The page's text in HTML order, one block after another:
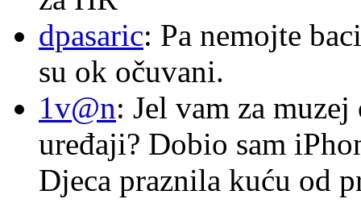
dpasaric: Pa nemojte
su ok očuvani.
1v@n: Jel vam za
uređaji? Dobio sam
Djeca praznila kuću od